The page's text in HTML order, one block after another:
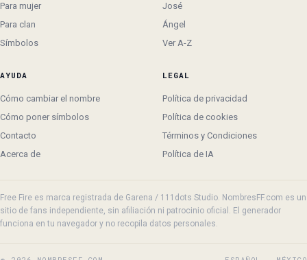
Para mujer
Para clan
Símbolos
José
Ángel
Ver A-Z
AYUDA
Cómo cambiar el nombre
Cómo poner símbolos
Contacto
Acerca de
LEGAL
Política de privacidad
Política de cookies
Términos y Condiciones
Política de IA
Free Fire es marca registrada de Garena / 111dots Studio. NombresFF.com es un
sitio de fans independiente, sin afiliación ni patrocinio oficial. El generador
funciona en tu navegador y no recopila datos personales.